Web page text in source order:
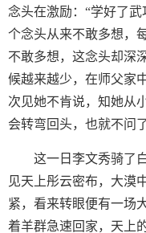
念头在激励：“学好了
个念头从来不敢多想，
不敢多想，这念头却深
候越来越少，在师父家
次见她不肯说，知她从
会转弯回头，也就不问了
这一日李文秀骑了
见天上彤云密布，大漠
紧，看来转眼便有一场
着羊群急速回家，天上